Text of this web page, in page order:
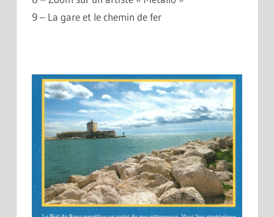
9 – La gare et le chemin de fer